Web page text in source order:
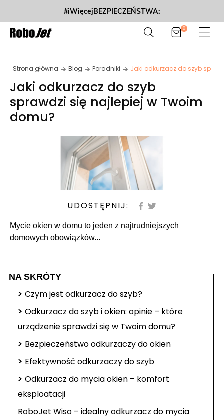
#iWięcejBEZPIECZEŃSTWA:
0
Strona główna Blog Poradniki Jaki odkurzacz do szyb
Jaki odkurzacz do szyb
sprawdzi się najlepiej w Twoim
domu?
UDOSTĘPNIJ:
Mycie okien w domu to jeden z najtrudniejszych
domowych obowiązków...
NA SKRÓTY
> Czym jest odkurzacz do szyb?
> Odkurzacz do szyb i okien: opinie – które
urządzenie sprawdzi się w Twoim domu?
> Bezpieczeństwo odkurzaczy do okien
> Efektywność odkurzaczy do szyb
> Odkurzacz do mycia okien – komfort
eksploatacji
RoboJet Wiso – idealny odkurzacz do mycia